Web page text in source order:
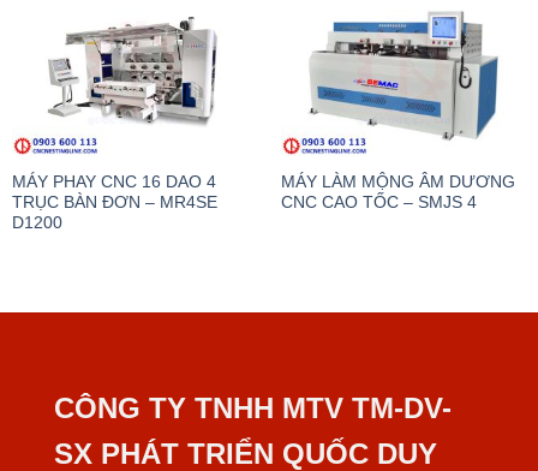
MÁY PHAY CNC 16 DAO 4
TRỤC BÀN ĐƠN – MR4SE
D1200
MÁY LÀM MỘNG ÂM DƯƠNG
CNC CAO TỐC – SMJS 4
CÔNG TY TNHH MTV TM-DV-
SX PHÁT TRIỂN QUỐC DUY